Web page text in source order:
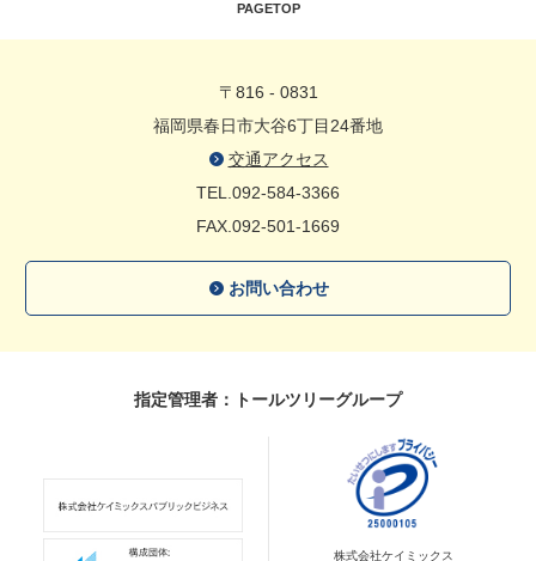
PAGETOP
〒816 - 0831
福岡県春日市大谷6丁目24番地
交通アクセス
TEL.092-584-3366
FAX.092-501-1669
お問い合わせ
指定管理者：トールツリーグループ
株式会社ケイミックス